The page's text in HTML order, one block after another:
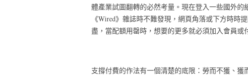
體產業試圖翻轉的必然考量。現在登入一些國外
《Wired》雜誌時不難發現，網頁角落或下方時時
盡，當配額用罄時，想要的更多就必須加入會員或
支撐付費的作法有一個清楚的底限：勞而不獲、